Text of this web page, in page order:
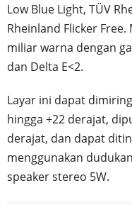
Low Blue Light, TÜV
Rheinland Flicker
miliar warna dengan
dan Delta E<2.
Layar ini dapat
hingga +22 derajat,
derajat, dan dapat
menggunakan
speaker stereo 5W.